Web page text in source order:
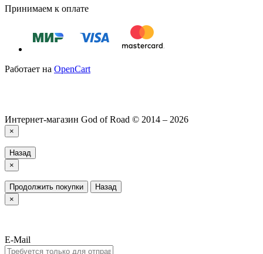
Принимаем к оплате
Работает на OpenCart
Интернет-магазин God of Road © 2014 – 2026
×
Назад
×
Продолжить покупки
Назад
×
E-Mail